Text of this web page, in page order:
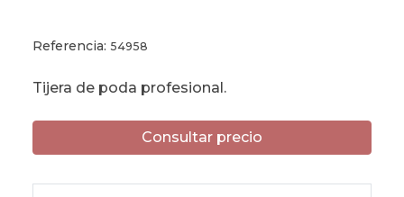
Referencia: 54958
Tijera de poda profesional.
Consultar precio